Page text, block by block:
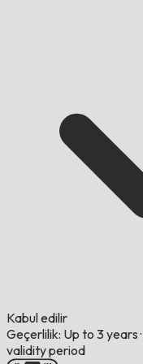
Kabul edilir
Geçerlilik: Up to 3 years ·
validity period